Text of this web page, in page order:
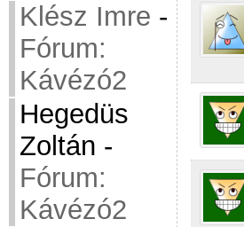
Klész Imre -
Fórum:
Kávézó2
Hegedüs
Zoltán -
Fórum:
Kávézó2